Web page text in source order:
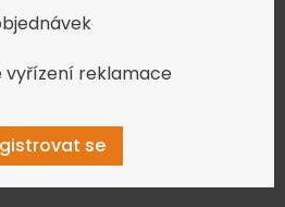
vyřízení reklamace
se